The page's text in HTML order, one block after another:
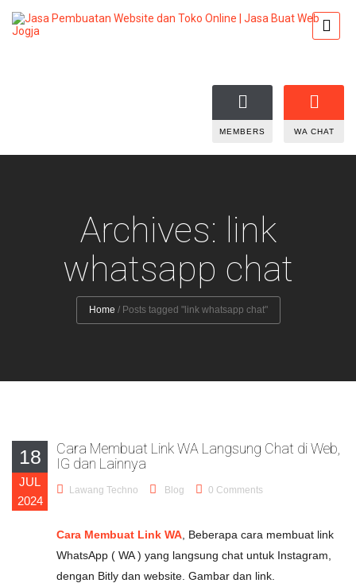
MEMBERS WA CHAT
Archives: link
whatsapp chat
Home / Posts tagged "link whatsapp chat"
18
JUL
2024
Cara Membuat Link WA Langsung Chat di Web,
IG dan Lainnya
Lawang Techno Blog 0 Comments
Cara Membuat Link WA , Beberapa cara membuat link
WhatsApp ( WA ) yang langsung chat untuk Instagram,
dengan Bitly dan website. Gambar dan link.